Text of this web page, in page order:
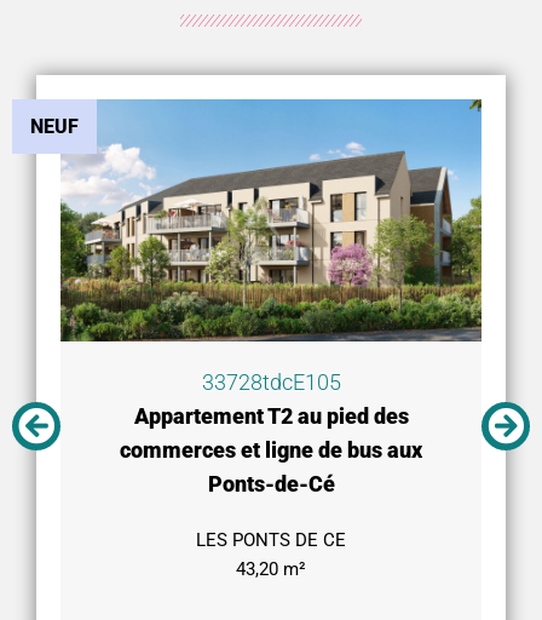
NEUF
33728tdcE105
Appartement T2 au pied des
commerces et ligne de bus aux
Ponts-de-Cé
LES PONTS DE CE
43,20 m²